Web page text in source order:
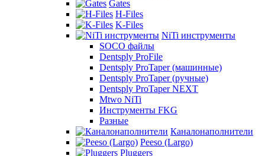
Gates
H-Files
K-Files
NiTi инструменты
SOCO файлы
Dentsply ProFile
Dentsply ProTaper (машинные)
Dentsply ProTaper (ручные)
Dentsply ProTaper NEXT
Mtwo NiTi
Инструменты FKG
Разные
Каналонаполнители
Peeso (Largo)
Pluggers